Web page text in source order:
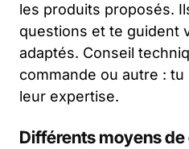
les produits proposés.
questions et te guident
adaptés. Conseil
commande ou autre :
leur expertise.
Différents moyens